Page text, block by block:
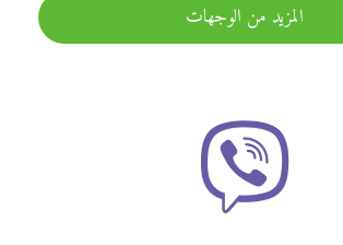
المزيد من الوجهات